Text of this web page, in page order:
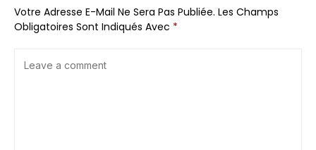
Votre Adresse E-Mail Ne Sera Pas Publiée. Les Champs
Obligatoires Sont Indiqués Avec *